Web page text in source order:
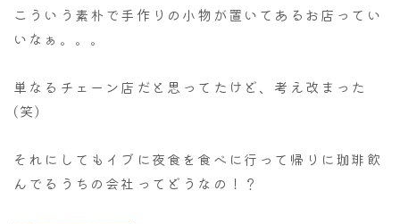
こういう素朴で手作りの小物が置いてあるお店ってい
いなぁ。。。
単なるチェーン店だと思ってたけど、考え改まった
(笑)
それにしてもイブに夜食を食べに行って帰りに珈琲飲
んでるうちの会社ってどうなの！？